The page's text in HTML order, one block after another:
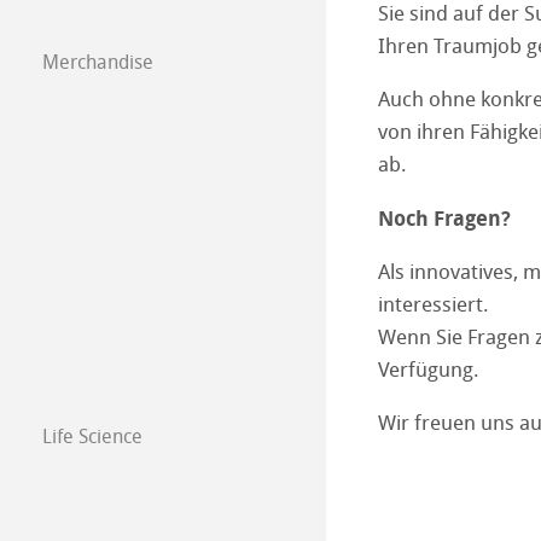
Merchandise
Life Science
Sie sind auf der
Ihren Traumjob
Auch ohne
von ihren
ab.
Noch Fragen?
Als innovatives,
interessiert.
Wenn Sie
Verfügung.
Wir freuen uns